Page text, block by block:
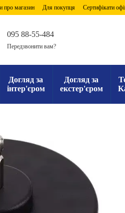
про магазин Для покупця Сертифікати
095 88-55-484
Передзвонити вам?
Догляд за
інтер'єром
Догляд за
екстер'єром